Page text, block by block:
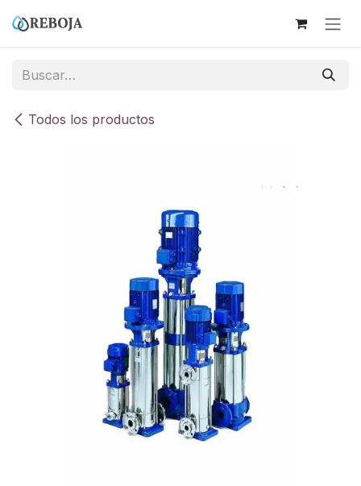
Todos los productos